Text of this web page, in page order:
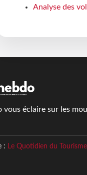
Analyse des
vous éclaire sur les
: Le Quotidien du Tourisme